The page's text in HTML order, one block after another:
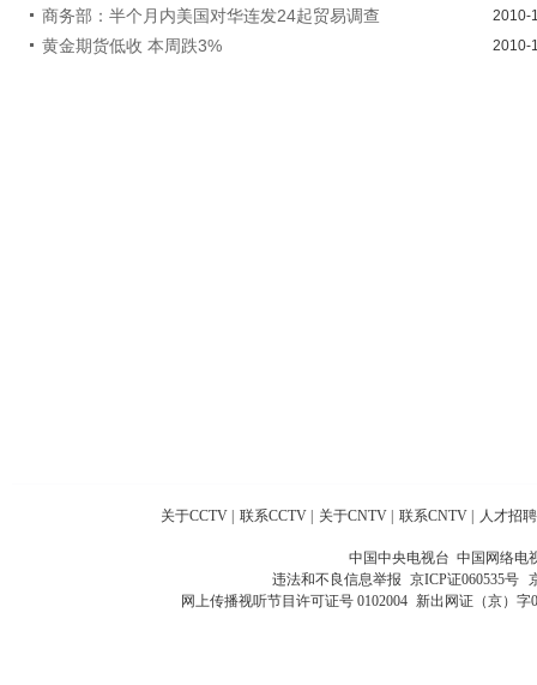
商务部：半个月内美国对华连发24起贸易调查 2010-
黄金期货低收 本周跌3% 2010-
关于CCTV 联系CCTV 关于CNTV 联系CNTV 人才招聘
中国中央电视台 中国网络电
违法和不良信息举报 京ICP证060535号
网上传播视听节目许可证号 0102004 新出网证（京）